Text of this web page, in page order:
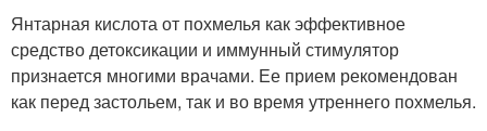
Янтарная кислота от похмелья как эффективное
средство детоксикации и иммунный стимулятор
признается многими врачами. Ее прием рекомендован
как перед застольем, так и во время утреннего похмелья.